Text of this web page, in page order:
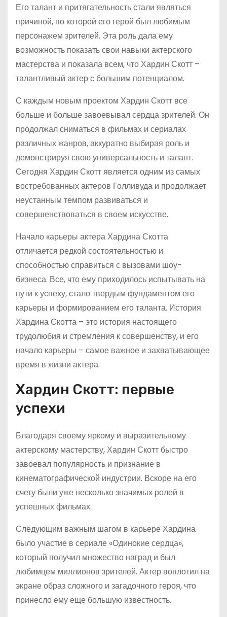
Его талант и притягательность стали являться
причиной, по которой его герой был любимым
персонажем зрителей. Эта роль дала ему
возможность показать свои навыки актерского
мастерства и показала всем, что Хардин Скотт –
талантливый актер с большим потенциалом.
С каждым новым проектом Хардин Скотт все
больше и больше завоевывал сердца зрителей. Он
продолжал сниматься в фильмах и сериалах
различных жанров, аккуратно выбирая роль и
демонстрируя свою универсальность и талант.
Сегодня Хардин Скотт является одним из самых
востребованных актеров Голливуда и продолжает
неустанным темпом развиваться и
совершенствоваться в своем искусстве.
Начало карьеры актера Хардина Скотта
отличается редкой состоятельностью и
способностью справиться с вызовами шоу-
бизнеса. Все, что ему приходилось испытывать на
пути к успеху, стало твердым фундаментом его
карьеры и формированием его таланта. История
Хардина Скотта – это история настоящего
трудолюбия и стремления к совершенству, и его
начало карьеры – самое важное и захватывающее
время в жизни актера.
Хардин Скотт: первые
успехи
Благодаря своему яркому и выразительному
актерскому мастерству, Хардин Скотт быстро
завоевал популярность и признание в
кинематографической индустрии. Вскоре на его
счету были уже несколько значимых ролей в
успешных фильмах.
Следующим важным шагом в карьере Хардина
было участие в сериале «Одинокие сердца»,
который получил множество наград и был
любимцем миллионов зрителей. Актер воплотил на
экране образ сложного и загадочного героя, что
принесло ему еще большую известность.